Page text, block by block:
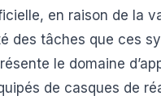
en raison de la
des tâches que ces
le domaine
de casques de